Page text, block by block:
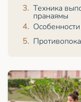
Техника
пранаямы